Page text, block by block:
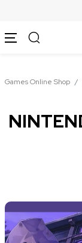
Games Online Shop